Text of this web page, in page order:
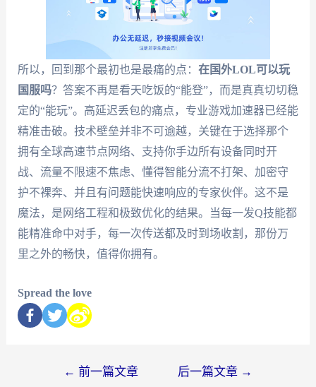
所以，回到那个最初也是最痛的点： 在国外LOL可以玩
国服吗？答案不再是看天吃饭的“能登”，而是真真切切稳
定的“能玩”。高延迟丢包的痛点，专业游戏加速器已经能
精准击破。技术壁垒并非不可逾越，关键在于选择那个
拥有全球高速节点网络、支持你手边所有设备同时开
战、流量不限速不焦虑、懂得智能分流不打架、加密守
护不裸奔、并且有问题能快速响应的专家伙伴。这不是
魔法，是网络工程和极致优化的结果。当每一发Q技能都
能精准命中对手，每一次传送都及时到场收割，那份万
里之外的畅快，值得你拥有。
Spread the love
← 前一篇文章 后一篇文章 →